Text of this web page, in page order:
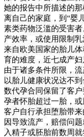
她的报告中所描述的
离自己的家庭，到“婴
素类药物泛滥的受害
产效率，或使用限制
来自欧美国家的胎儿
育的难度，近七成产妇
由于诸多条件所限，
以胎儿健康状况达不
数代孕合同保留了客
孕者怀胎超过一胎，
客户自行承担堕胎带
因导致流产，赔偿问
入精子或胚胎前数周